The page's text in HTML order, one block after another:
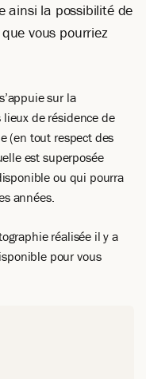
ainsi la possibilité de
vous pourriez
sur la
de résidence de
(en tout respect des
est superposée
ou qui pourra
années.
réalisée il y a
pour vous